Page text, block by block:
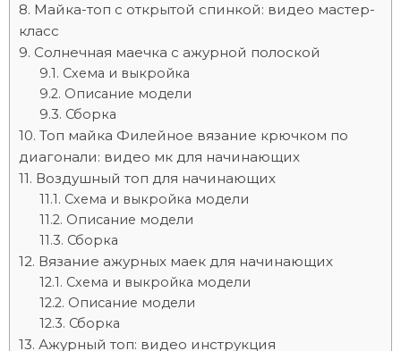
Майка-топ с открытой спинкой: видео мастер-
класс
Солнечная маечка с ажурной полоской
Схема и выкройка
Описание модели
Сборка
Топ майка Филейное вязание крючком по
диагонали: видео мк для начинающих
Воздушный топ для начинающих
Схема и выкройка модели
Описание модели
Сборка
Вязание ажурных маек для начинающих
Схема и выкройка модели
Описание модели
Сборка
Ажурный топ: видео инструкция